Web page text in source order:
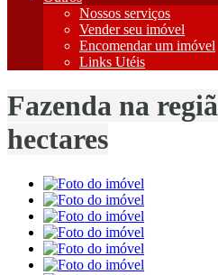
Nossos serviços
Vender seu imóvel
Encomendar um imóvel
Links Utéis
Fazenda na
hectares